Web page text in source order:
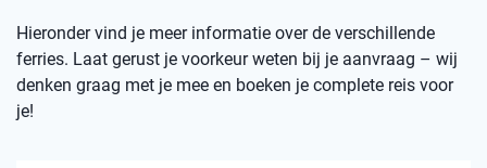
Hieronder vind je meer informatie over de verschillende
ferries. Laat gerust je voorkeur weten bij je aanvraag – wij
denken graag met je mee en boeken je complete reis voor
je!